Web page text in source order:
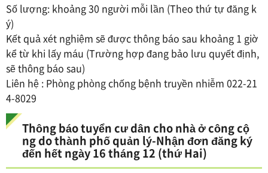
Số lượng: khoảng 30 người mỗi lần (Theo thứ tự đăng k
ý)
Kết quả xét nghiệm sẽ được thông báo sau khoảng 1 giờ
kể từ khi lấy máu (Trường hợp đang bảo lưu quyết định,
sẽ thông báo sau)
Liên hệ : Phòng phòng chống bệnh truyền nhiễm 022-21
4-8029
Thông báo tuyển cư dân cho nhà ở công cộ
ng do thành phố quản lý-Nhận đơn đăng ký
đến hết ngày 16 tháng 12 (thứ Hai)